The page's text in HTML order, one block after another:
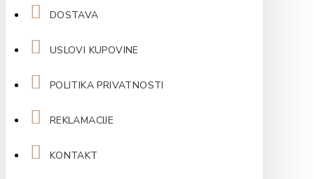
DOSTAVA
USLOVI KUPOVINE
POLITIKA PRIVATNOSTI
REKLAMACIJE
KONTAKT